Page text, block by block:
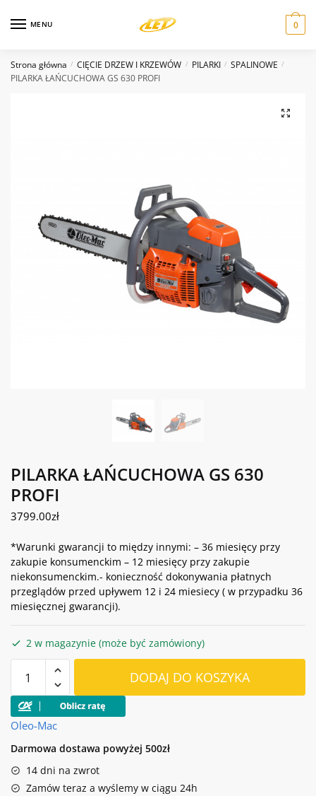
MENU 0
Strona główna / CIĘCIE DRZEW I KRZEWÓW / PILARKI / SPALINOWE /
PILARKA ŁAŃCUCHOWA GS 630 PROFI
PILARKA ŁAŃCUCHOWA GS 630
PROFI
3799.00zł
*Warunki gwarancji to między innymi: – 36 miesięcy przy
zakupie konsumenckim – 12 miesięcy przy zakupie
niekonsumenckim.- konieczność dokonywania płatnych
przeglądów przed upływem 12 i 24 miesiecy ( w przypadku 36
miesięcznej gwarancji).
2 w magazynie (może być zamówiony)
PILARKA
ŁAŃCUCHOWA
GS
PROFI
DODAJ DO KOSZYKA
Oleo-Mac
Darmowa dostawa powyżej 500zł
14 dni na zwrot
Zamów teraz a wyślemy w ciągu 24h
Email*